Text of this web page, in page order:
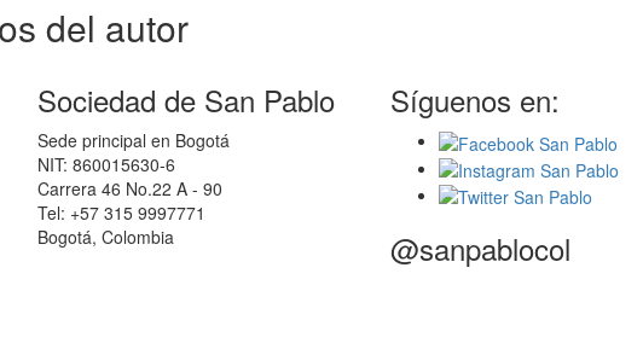
del autor
Sociedad de San Pablo
Sede principal en Bogotá
NIT: 860015630-6
Carrera 46 No.22 A - 90
Tel: +57 315 9997771
Bogotá, Colombia
Síguenos en:
@sanpablocol